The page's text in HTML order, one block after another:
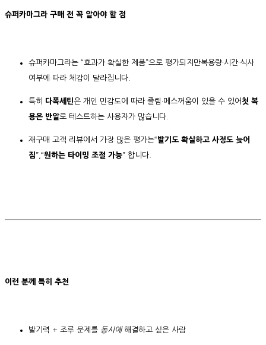
슈퍼카마그라 구매 전 꼭 알아야 할 점
슈퍼카마그라는 “효과가 확실한 제품”으로 평가되지만복용량·시간·식사
여부에 따라 체감이 달라집니다.
특히 다폭세틴은 개인 민감도에 따라 졸림·메스꺼움이 있을 수 있어 첫 복
용은 반알로 테스트하는 사용자가 많습니다.
재구매 고객 리뷰에서 가장 많은 평가는“발기도 확실하고 사정도 늦어
짐”,“원하는 타이밍 조절 가능” 합니다.
이런 분께 특히 추천
발기력 + 조루 문제를 동시에해결하고 싶은 사람